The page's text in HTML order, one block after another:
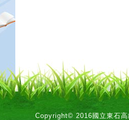
Copyright© 2016國立東石高